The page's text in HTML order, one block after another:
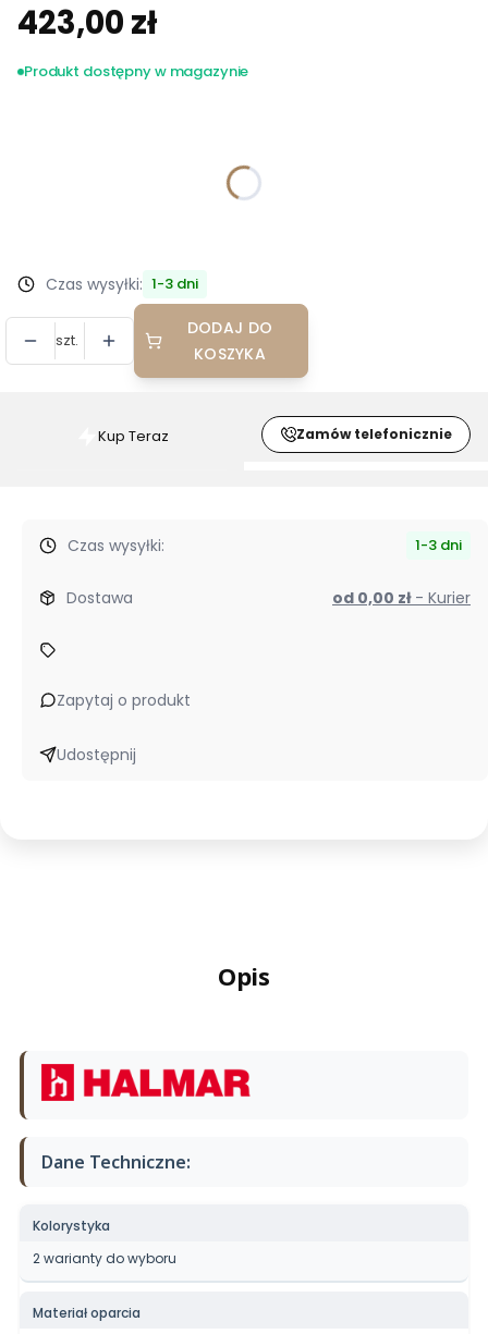
Cena
423,00 zł
Produkt dostępny w magazynie
Czas wysyłki: 1-3 dni
szt.
DODAJ DO
KOSZYKA
Szybki
Krzesło
K489
Kup Teraz Zamów telefonicznie
Czas wysyłki: 1-3 dni
Dostawa od 0,00 zł - Kurier
Zapytaj o produkt
Udostępnij
Opis
Dane Techniczne:
Kolorystyka
2 warianty do wyboru
Materiał oparcia